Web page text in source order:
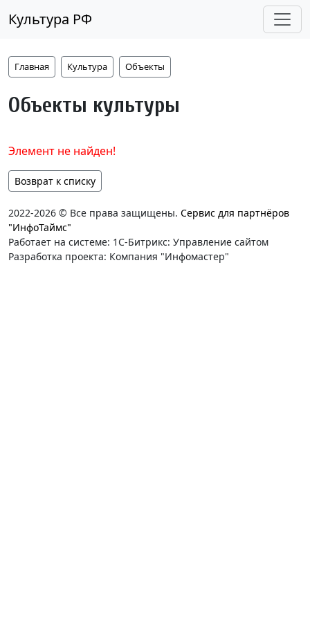
Культура РФ
Главная Культура Объекты
Объекты культуры
Элемент не найден!
Возврат к списку
2022-2026 © Все права защищены. Сервис для партнёров
"ИнфоТаймс"
Работает на системе: 1С-Битрикс: Управление сайтом
Разработка проекта: Компания "Инфомастер"